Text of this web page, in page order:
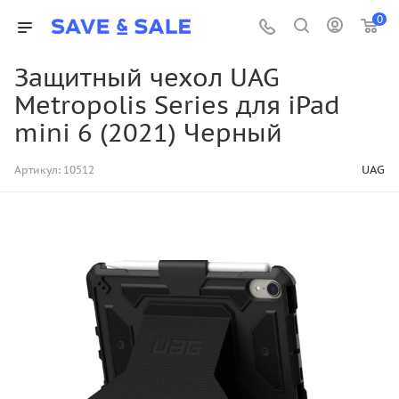
0
Защитный чехол UAG
Metropolis Series для iPad
mini 6 (2021) Черный
Артикул: 10512 UAG